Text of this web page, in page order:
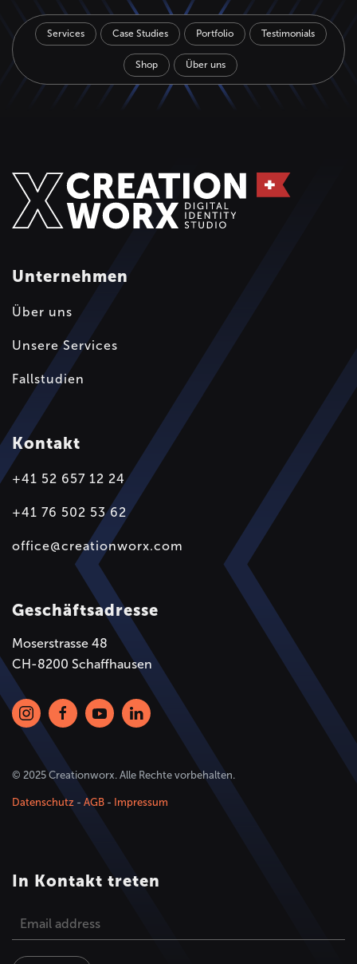
Services Case Studies Portfolio Testimonials
Shop Über uns
Unternehmen
Über uns
Unsere Services
Fallstudien
Kontakt
+41 52 657 12 24
+41 76 502 53 62
office@creationworx.com
Geschäftsadresse
Moserstrasse 48
CH-8200 Schaffhausen
© 2025 Creationworx. Alle Rechte vorbehalten.
Datenschutz - AGB - Impressum
In Kontakt treten